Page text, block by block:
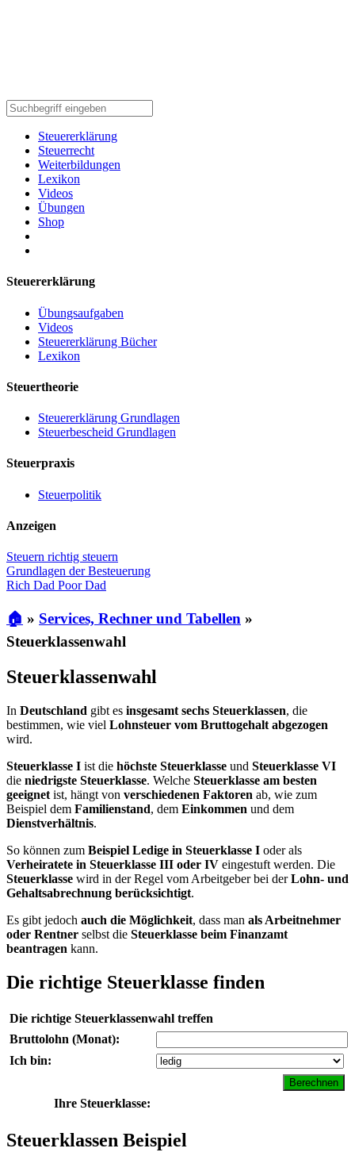
Steuererklärung
Steuerrecht
Weiterbildungen
Lexikon
Videos
Übungen
Shop
Steuererklärung
Übungsaufgaben
Videos
Steuererklärung Bücher
Lexikon
Steuertheorie
Steuererklärung Grundlagen
Steuerbescheid Grundlagen
Steuerpraxis
Steuerpolitik
Anzeigen
Steuern richtig steuern
Grundlagen der Besteuerung
Rich Dad Poor Dad
🏠 » Services, Rechner und Tabellen »
Steuerklassenwahl
Steuerklassenwahl
In Deutschland gibt es insgesamt sechs Steuerklassen, die
bestimmen, wie viel Lohnsteuer vom Bruttogehalt abgezogen
wird.
Steuerklasse I ist die höchste Steuerklasse und Steuerklasse VI
die niedrigste Steuerklasse. Welche Steuerklasse am besten
geeignet ist, hängt von verschiedenen Faktoren ab, wie zum
Beispiel dem Familienstand, dem Einkommen und dem
Dienstverhältnis.
So können zum Beispiel Ledige in Steuerklasse I oder als
Verheiratete in Steuerklasse III oder IV eingestuft werden. Die
Steuerklasse wird in der Regel vom Arbeitgeber bei derLohn- und
Gehaltsabrechnung berücksichtigt.
Es gibt jedoch auch die Möglichkeit, dass man als Arbeitnehmer
oder Rentner selbst die Steuerklasse beim Finanzamt
beantragen kann.
Die richtige Steuerklasse finden
Die richtige Steuerklassenwahl treffen
Bruttolohn (Monat):
Ich bin:
Ihre Steuerklasse:
Steuerklassen Beispiel